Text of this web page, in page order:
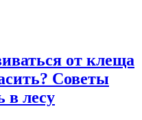
от клеща
Советы
в лесу